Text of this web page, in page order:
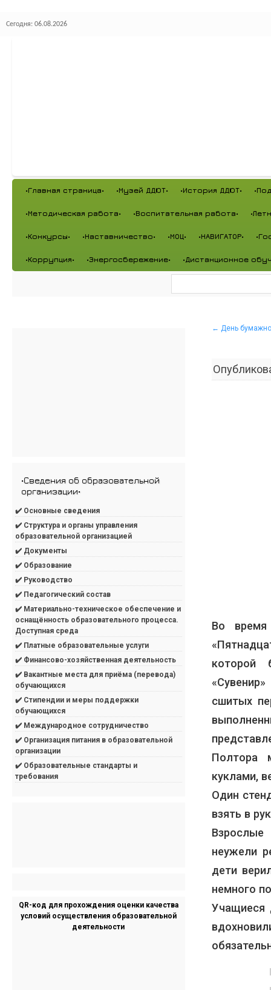
Сегодня: 06.08.2026
•Главная страница• •Музей ДДЮТ• •История ДДЮТ•
•Методическая работа• •Воспитательная работа•
•Конкурсы• •Наставничество• •МОЦ• •НАВИГАТОР•
•Коррупция• •Энергосбережение• •Дистанционное
← День
Во время
которой
сшитых
Полтора
куклами,
Один
взять в
Взрослые
неужели
дети
немного
Учащиеся
•Сведения об образовательной
организации•
✔️ Основные сведения
✔️ Структура и органы управления
образовательной организацией
✔️ Документы
✔️ Образование
✔️ Руководство
✔️ Педагогический состав
✔️ Материально-техническое обеспечение и
оснащённость образовательного процесса.
Доступная среда
✔️ Платные образовательные услуги
✔️ Финансово-хозяйственная деятельность
✔️ Вакантные места для приёма (перевода)
обучающихся
✔️ Стипендии и меры поддержки
обучающихся
✔️ Международное сотрудничество
✔️ Организация питания в образовательной
организации
✔️ Образовательные стандарты и
требования
QR-код для прохождения оценки качества
условий осуществления образовательной
деятельности